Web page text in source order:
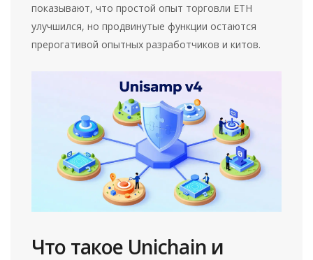
показывают, что простой опыт торговли ETH
улучшился, но продвинутые функции остаются
прерогативой опытных разработчиков и китов.
Что такое Unichain и